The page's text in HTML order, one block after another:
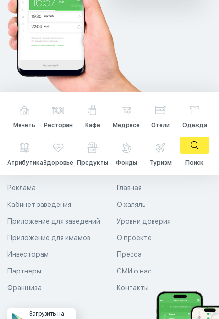
Мечеть Ресторан Кафе Медресе Отели Одежда
АтрибутикаЗдоровье Продукты Фонды Туризм Поиск
Главная
О халяль
Уровни доверия
Реклама
Кабинет заведения
Приложение для заведений
Приложение для имамов О проекте
Пресса
СМИ о нас
Контакты
Инвесторам
Партнеры
Франшиза
Загрузить на